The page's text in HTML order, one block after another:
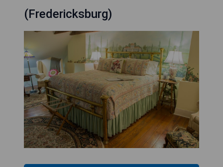
(Fredericksburg)